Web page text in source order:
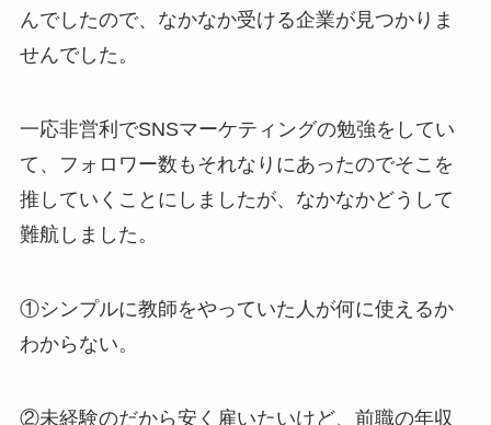
んでしたので、なかなか受ける企業が見つかりま
せんでした。
一応非営利でSNSマーケティングの勉強をしてい
て、フォロワー数もそれなりにあったのでそこを
推していくことにしましたが、なかなかどうして
難航しました。
①シンプルに教師をやっていた人が何に使えるか
わからない。
②未経験のだから安く雇いたいけど、前職の年収